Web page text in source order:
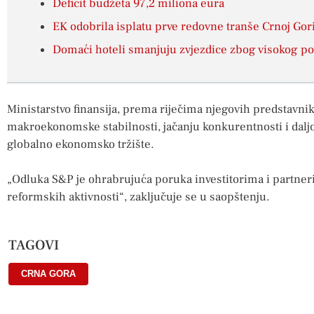
Deficit budžeta 97,2 miliona eura
EK odobrila isplatu prve redovne tranše Crnoj
Domaći hoteli smanjuju zvjezdice zbog visokog
Ministarstvo finansija, prema riječima njegovih
makroekonomske stabilnosti, jačanju konkurentnosti i
globalno ekonomsko tržište.
„Odluka S&P je ohrabrujuća poruka investitorima i
reformskih aktivnosti“, zaključuje se u saopštenju.
TAGOVI
CRNA GORA